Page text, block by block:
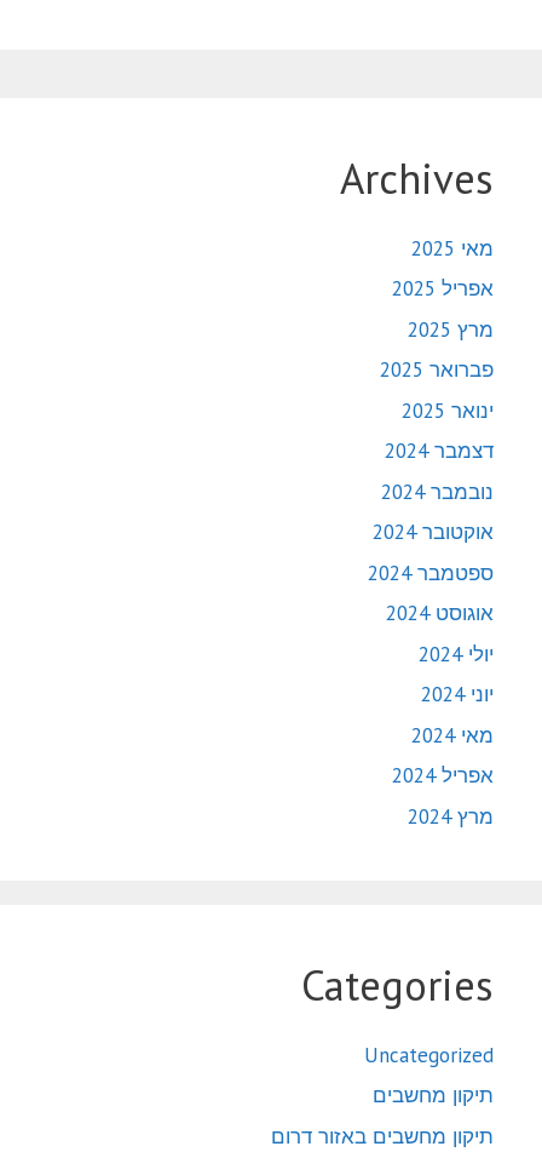
Archives
מאי 2025
אפריל 2025
מרץ 2025
פברואר 2025
ינואר 2025
דצמבר 2024
נובמבר 2024
אוקטובר 2024
ספטמבר 2024
אוגוסט 2024
יולי 2024
יוני 2024
מאי 2024
אפריל 2024
מרץ 2024
Categories
Uncategorized
תיקון מחשבים
תיקון מחשבים באזור דרום